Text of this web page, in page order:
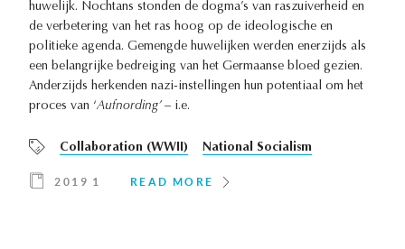
huwelijk. Nochtans stonden de dogma’s van raszuiverheid en
de verbetering van het ras hoog op de ideologische en
politieke agenda. Gemengde huwelijken werden enerzijds als
een belangrijke bedreiging van het Germaanse bloed gezien.
Anderzijds herkenden nazi-instellingen hun potentiaal om het
proces van ‘Aufnording’ – i.e.
Collaboration (WWII) National Socialism
2019 1 READ MORE